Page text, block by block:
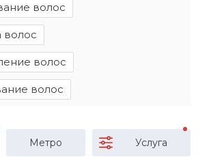
волос
волос
волос
волос
Метро Услуга